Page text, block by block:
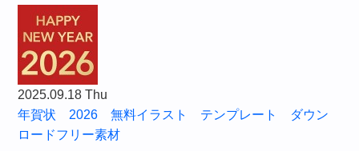
2025.09.18 Thu
年賀状 2026 無料イラスト テンプレート ダウン
ロードフリー素材